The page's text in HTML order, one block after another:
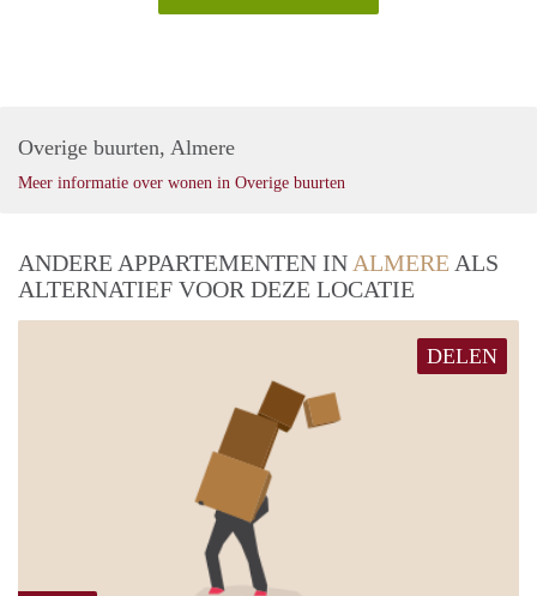
Overige buurten, Almere
Meer informatie over wonen in Overige buurten
ANDERE APPARTEMENTEN IN ALMERE ALS
ALTERNATIEF VOOR DEZE LOCATIE
DELEN